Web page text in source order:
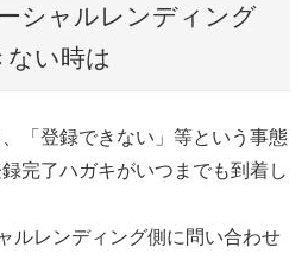
シャルレンディング
ない時は
「登録できない」等という事態
完了ハガキがいつまでも到着し
ルレンディング側に問い合わせ